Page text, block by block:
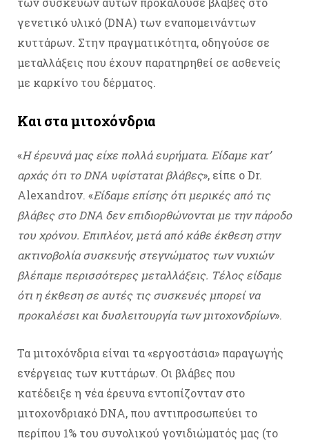
γενετικό υλικό (DNA) των εναπομεινάντων
κυττάρων. Στην πραγματικότητα, οδηγούσε σε
μεταλλάξεις που έχουν παρατηρηθεί σε ασθενείς
με καρκίνο του δέρματος.
Και στα μιτοχόνδρια
«Η έρευνά μας είχε πολλά ευρήματα. Είδαμε κατ’
αρχάς ότι το DNA υφίσταται βλάβες», είπε ο Dr.
Alexandrov. «Είδαμε επίσης ότι μερικές από τις
βλάβες στο DNA δεν επιδιορθώνονται με την πάροδο
του χρόνου. Επιπλέον, μετά από κάθε έκθεση στην
ακτινοβολία συσκευής στεγνώματος των νυχιών
βλέπαμε περισσότερες μεταλλάξεις. Τέλος είδαμε
ότι η έκθεση σε αυτές τις συσκευές μπορεί να
προκαλέσει και δυσλειτουργία των μιτοχονδρίων».
Τα μιτοχόνδρια είναι τα «εργοστάσια» παραγωγής
ενέργειας των κυττάρων. Οι βλάβες που
κατέδειξε η νέα έρευνα εντοπίζονταν στο
μιτοχονδριακό DNA, που αντιπροσωπεύει το
περίπου 1% του συνολικού γονιδιώματός μας (το